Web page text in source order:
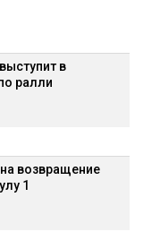
в
ралли
возвращение
1